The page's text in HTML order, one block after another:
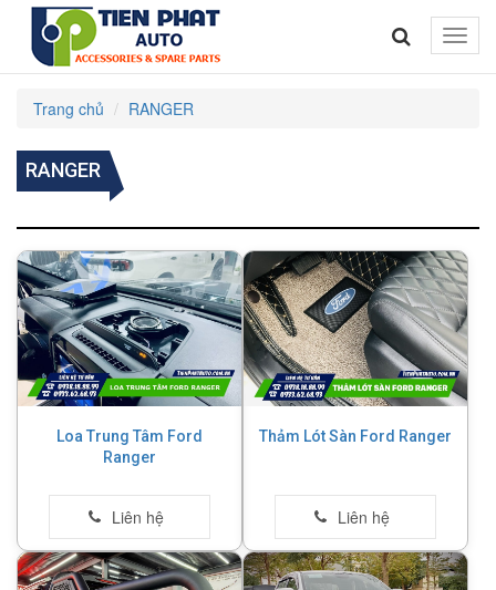
Toggle
Trang chủ RANGER
RANGER
Loa Trung Tâm Ford
Ranger
Thảm Lót Sàn Ford Ranger